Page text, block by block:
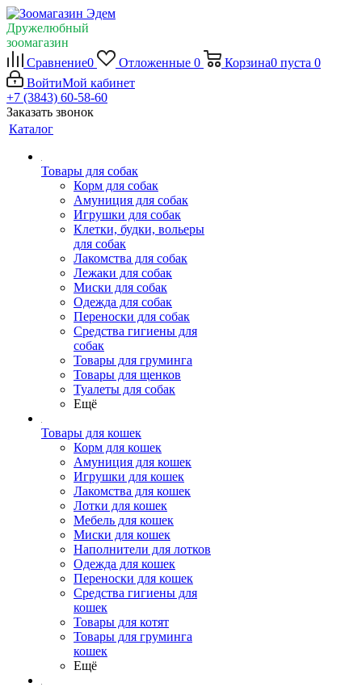
Дружелюбный
зоомагазин
Сравнение0 Отложенные 0 Корзина0 пуста 0
ВойтиМой кабинет
+7 (3843) 60-58-60
Заказать звонок
Каталог
Товары для собак
Корм для собак
Амуниция для собак
Игрушки для собак
Клетки, будки, вольеры
для собак
Лакомства для собак
Лежаки для собак
Миски для собак
Одежда для собак
Переноски для собак
Средства гигиены для
собак
Товары для груминга
Товары для щенков
Туалеты для собак
Ещё
Товары для кошек
Корм для кошек
Амуниция для кошек
Игрушки для кошек
Лакомства для кошек
Лотки для кошек
Мебель для кошек
Миски для кошек
Наполнители для лотков
Одежда для кошек
Переноски для кошек
Средства гигиены для
кошек
Товары для котят
Товары для груминга
кошек
Ещё